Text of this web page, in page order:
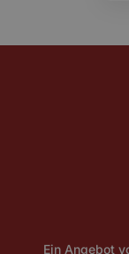
Ein Angebot